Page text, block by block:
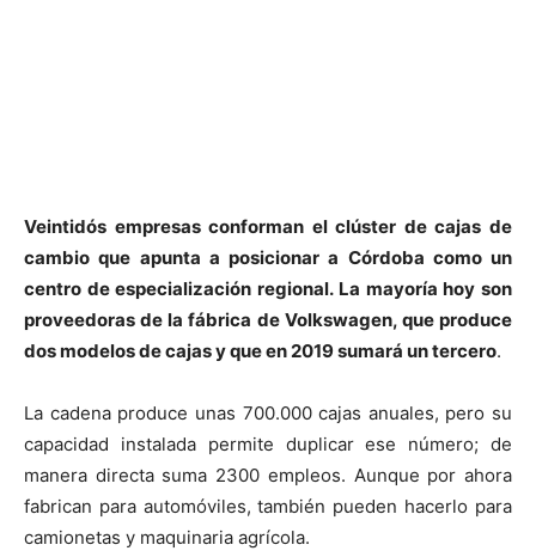
Veintidós empresas conforman el clúster de cajas de
cambio que apunta a posicionar a Córdoba como un
centro de especialización regional. La mayoría hoy son
proveedoras de la fábrica de Volkswagen, que produce
dos modelos de cajas y que en 2019 sumará un tercero.
La cadena produce unas 700.000 cajas anuales, pero su
capacidad instalada permite duplicar ese número; de
manera directa suma 2300 empleos. Aunque por ahora
fabrican para automóviles, también pueden hacerlo para
camionetas y maquinaria agrícola.